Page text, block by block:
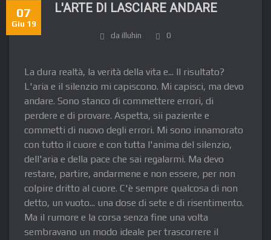
L'ARTE DI LASCIARE ANDARE
07
Giu 19
da illuhin
0
La dura realtà, la verità della vita e... Il risultato?
L'aria e il silenzio mi capiscono. Mi capisci, ma devo
andare. Sono stanco di commettere errori, di
perdere e di provare. Aspetta, sii paziente e
commetti di nuovo degli errori. Mi sono innamorato
con tutto il cuore e con tutta l'anima del silenzio,
dell'aria e della pace che sai regalarmi. Ma devo
restare, partire, andarmene e non essere, per non
colpire dritto al cuore. C'è sempre qualcosa di non
detto, un vuoto... una dose di sete e di risentimento.
Ma il rumore e la corsa senza fine una volta
sembravano un modo ideale per trascorrere il